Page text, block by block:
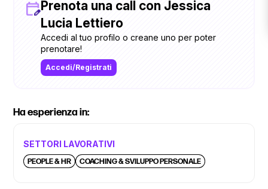
Prenota una call con Jessica
Lucia Lettiero
Accedi al tuo profilo o creane uno per poter
prenotare!
Accedi/Registrati
Ha esperienza in:
SETTORI LAVORATIVI
PEOPLE & HR COACHING & SVILUPPO PERSONALE